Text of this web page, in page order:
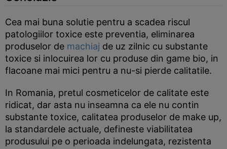
Cea mai buna solutie pentru a scadea riscul
patologiilor toxice este preventia, eliminarea
produselor de machiaj de uz zilnic cu substante
toxice si inlocuirea lor cu produse din game bio, in
flacoane mai mici pentru a nu-si pierde calitatile.
In Romania, pretul cosmeticelor de calitate este
ridicat, dar asta nu inseamna ca ele nu contin
substante toxice, calitatea produselor de make up,
la standardele actuale, defineste viabilitatea
produsului pe o perioada indelungata, rezistenta